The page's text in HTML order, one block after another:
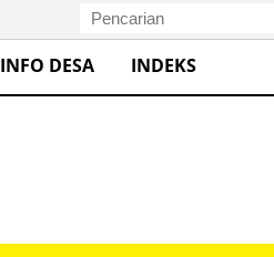
INFO DESA INDEKS